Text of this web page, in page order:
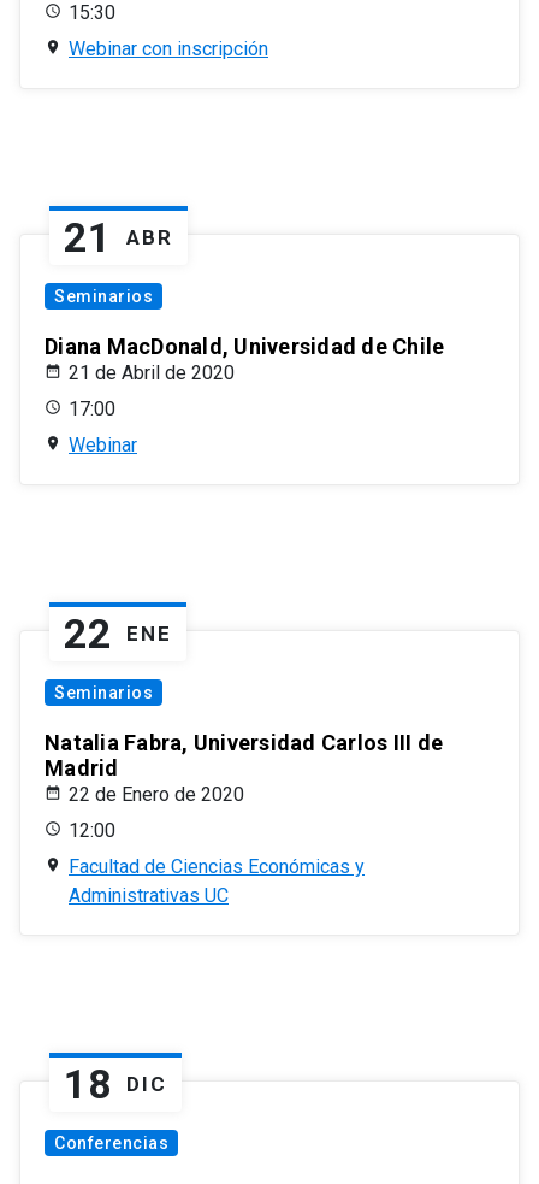
15:30
Webinar con inscripción
21 ABR
Seminarios
Diana MacDonald, Universidad de Chile
21 de Abril de 2020
17:00
Webinar
22 ENE
Seminarios
Natalia Fabra, Universidad Carlos III de
Madrid
22 de Enero de 2020
12:00
Facultad de Ciencias Económicas y
Administrativas UC
18 DIC
Conferencias